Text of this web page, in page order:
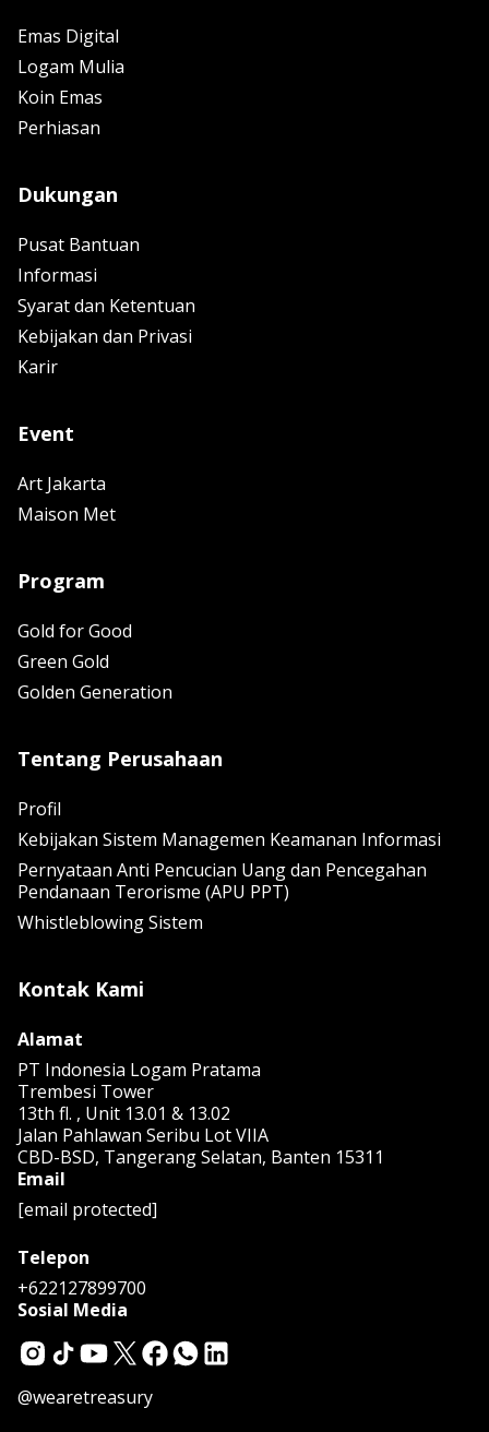
Emas Digital
Logam Mulia
Koin Emas
Perhiasan
Dukungan
Pusat Bantuan
Informasi
Syarat dan Ketentuan
Kebijakan dan Privasi
Karir
Event
Art Jakarta
Maison Met
Program
Gold for Good
Green Gold
Golden Generation
Tentang Perusahaan
Profil
Kebijakan Sistem Managemen Keamanan Informasi
Pernyataan Anti Pencucian Uang dan Pencegahan
Pendanaan Terorisme (APU PPT)
Whistleblowing Sistem
Kontak Kami
Alamat
PT Indonesia Logam Pratama
Trembesi Tower
13th fl. , Unit 13.01 & 13.02
Jalan Pahlawan Seribu Lot VIIA
CBD-BSD, Tangerang Selatan, Banten 15311
Email
[email protected]
Telepon
+622127899700
Sosial Media
@wearetreasury